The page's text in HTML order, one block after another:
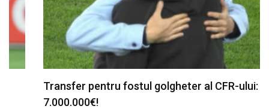
Transfer pentru fostul golgheter al CFR-ului:
7.000.000€!